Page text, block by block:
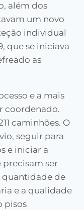
além dos
um novo
individual
que se iniciava
as
e a mais
coordenado.
caminhões. O
seguir para
e iniciar a
precisam ser
quantidade de
e a qualidade
pisos